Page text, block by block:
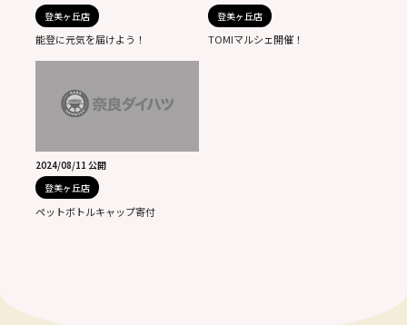
登美ヶ丘店
能登に元気を届けよう！
登美ヶ丘店
TOMIマルシェ開催！
2024/08/11 公開
登美ヶ丘店
ペットボトルキャップ寄付